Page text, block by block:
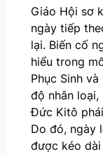
Giáo Hội sơ
ngày tiếp
lại. Biến cố
hiểu trong
Phục Sinh
độ nhân loại,
Đức Kitô
Do đó, ngày
được kéo